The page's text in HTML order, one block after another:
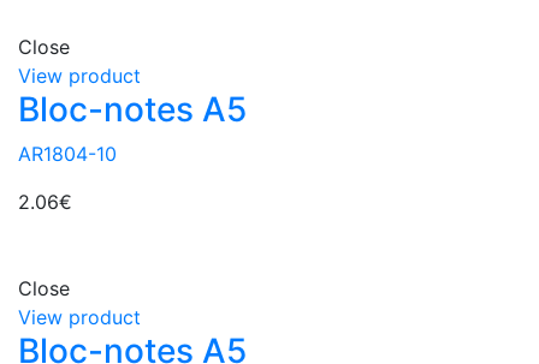
Close
View product
Bloc-notes A5
AR1804-10
2.06€
Close
View product
Bloc-notes A5